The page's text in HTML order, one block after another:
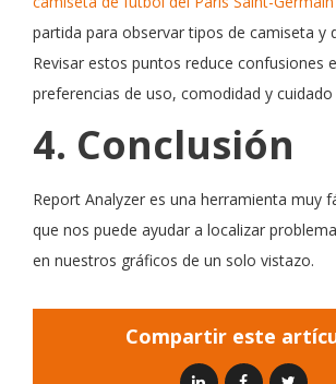
partida para observar tipos de camiseta y
Revisar estos puntos reduce confusiones
preferencias de uso, comodidad y cuidado
4. Conclusión
Report Analyzer es una herramienta muy
que nos puede ayudar a localizar
en nuestros gráficos de un solo vistazo.
Compartir este